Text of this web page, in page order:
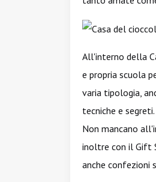
All'interno della
e propria scuola
varia tipologia,
tecniche e segreti.
Non mancano
inoltre con il Gift
anche confezioni